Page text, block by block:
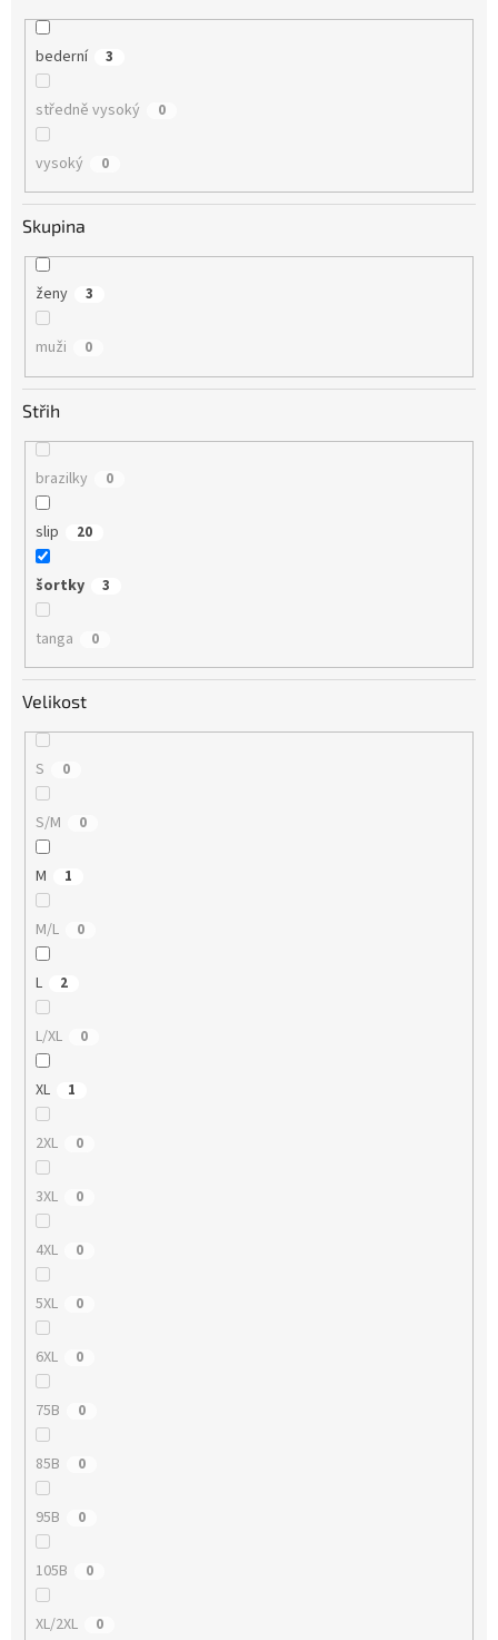
bederní 3
středně vysoký 0
vysoký 0
Skupina
ženy 3
muži 0
Střih
brazilky 0
slip 20
šortky 3
tanga 0
Velikost
S 0
S/M 0
M 1
M/L 0
L 2
L/XL 0
XL 1
2XL 0
3XL 0
4XL 0
5XL 0
6XL 0
75B 0
85B 0
95B 0
105B 0
XL/2XL 0